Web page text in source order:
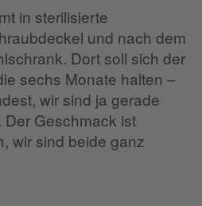
in sterilisierte
und nach dem
Dort soll sich der
sechs Monate halten –
wir sind ja gerade
Geschmack ist
wir sind beide ganz